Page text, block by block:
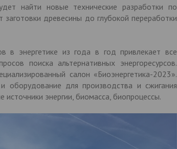
найти новые технические разработки по
древесины до глубокой переработки
в энергетике из года в год привлекает все
поиска альтернативных энергоресурсов.
салон «Биоэнергетика-2023».
оборудование для производства и сжигания
энергии, биомасса, биопроцессы.